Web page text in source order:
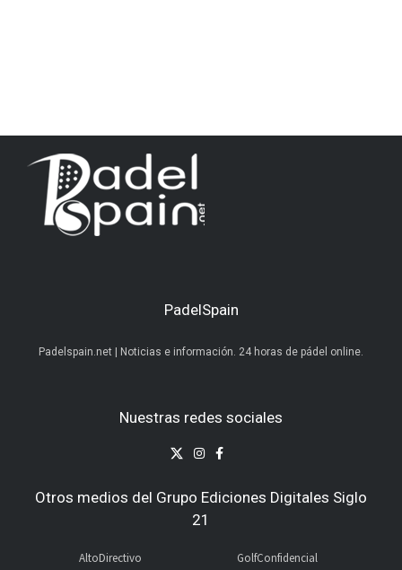
PadelSpain
Padelspain.net | Noticias e información. 24 horas de pádel online.
Nuestras redes sociales
Otros medios del Grupo Ediciones Digitales Siglo
21
AltoDirectivo
GolfConfidencial